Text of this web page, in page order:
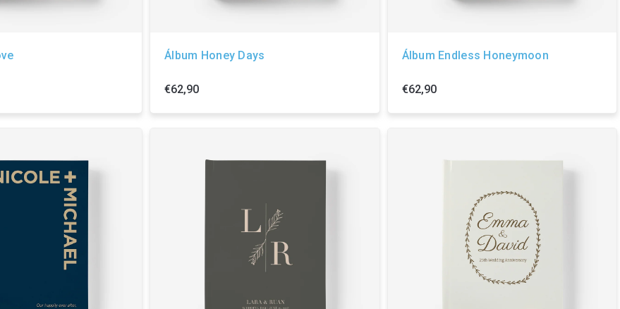
Álbum Honey Days
€62,90
Álbum Endless Honeymoon
€62,90